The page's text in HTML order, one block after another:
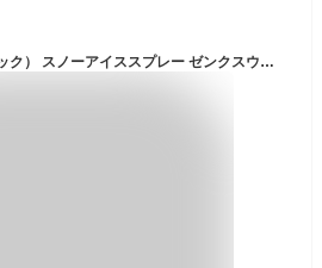
BALEATRIC（バレアトリック） スノーアイススプレー ゼンクスウー16 ＜タンジェリンウーロンの香り＞ 冷感スプレー ひんやり 冷たい 暑さ対策 熱中症 夏 メンズ香水 メンズフレグランス ウーロン 烏龍茶 KW chm[ラッピング不可]